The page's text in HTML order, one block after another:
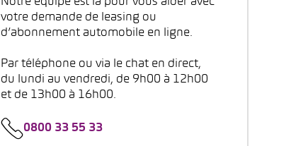
votre demande de leasing ou
d’abonnement automobile en ligne.
Par téléphone ou via le chat en direct,
du lundi au vendredi, de 9h00 à 12h00
et de 13h00 à 16h00.
0800 33 55 33